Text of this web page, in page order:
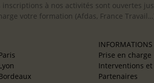
inscriptions à nos activités sont ouvertes
votre formation (Afdas, France
INFORMATIONS
Prise en charge
Interventions et
Partenaires